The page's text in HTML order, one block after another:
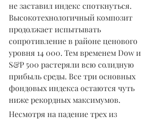
не заставил индекс споткнуться.
Высокотехнологичный композит
продолжает испытывать
сопротивление в районе ценового
уровня 14 000. Тем временем Dow и
S&P 500 растеряли всю солидную
прибыль среды. Все три основных
фондовых индекса остаются чуть
ниже рекордных максимумов.
Несмотря на падение трех из